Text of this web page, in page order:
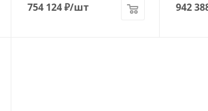
754 124₽/шт 942